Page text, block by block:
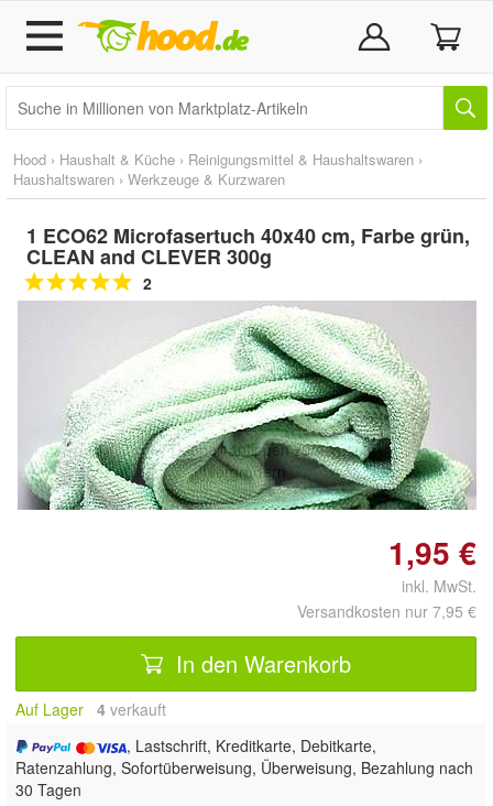
Hood › Haushalt & Küche › Reinigungsmittel & Haushaltswaren ›
Haushaltswaren › Werkzeuge & Kurzwaren
1 ECO62 Microfasertuch 40x40 cm, Farbe grün,
CLEAN and CLEVER 300g
2
Doppelt antippen zum
vergrößern
1,95 €
inkl. MwSt.
Versandkosten nur 7,95 €
In den Warenkorb
Auf Lager 4 verkauft
, Lastschrift, Kreditkarte, Debitkarte,
Ratenzahlung, Sofortüberweisung, Überweisung, Bezahlung nach
30 Tagen